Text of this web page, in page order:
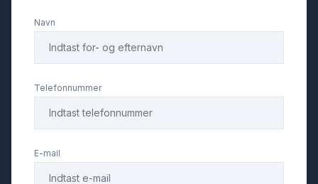
Navn
Telefonnummer
E-mail